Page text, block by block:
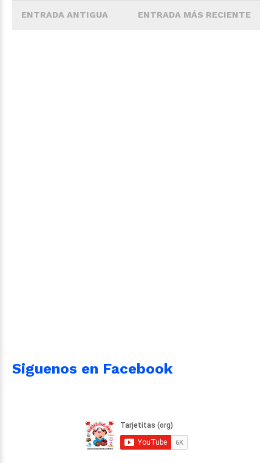
ENTRADA MÁS RECIENTE
ENTRADA ANTIGUA
Siguenos en Facebook